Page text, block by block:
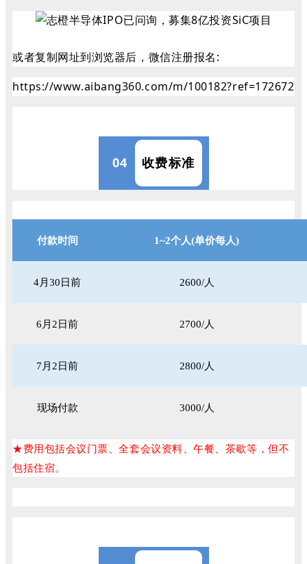
或者复制网址到浏览器后，微信注册报名:
https://www.aibang360.com/m/100182?ref=172672
04 收费标准
付款时间 1~2个人(单价每人)
4月30日前 2600/人
6月2日前 2700/人
7月2日前 2800/人
现场付款 3000/人
★费用包括会议门票、全套会议资料、午餐、茶歇等，但不
包括住宿。